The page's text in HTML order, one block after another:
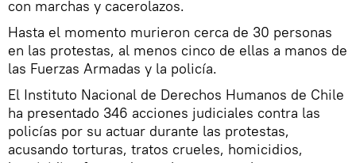
con marchas y cacerolazos.
Hasta el momento murieron cerca de 30 personas
en las protestas, al menos cinco de ellas a manos de
las Fuerzas Armadas y la policía.
El Instituto Nacional de Derechos Humanos de Chile
ha presentado 346 acciones judiciales contra las
policías por su actuar durante las protestas,
acusando torturas, tratos crueles, homicidios,